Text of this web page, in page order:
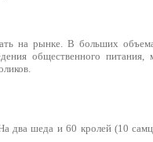
на рынке. В больших
общественного питания,
два шеда и 60 кролей (10